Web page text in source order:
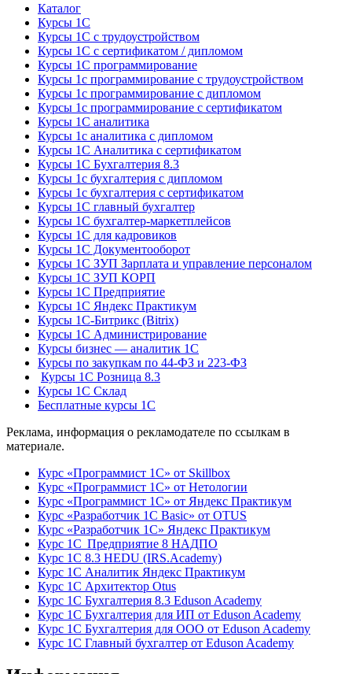
Каталог
Курсы 1С
Курсы 1С с трудоустройством
Курсы 1С с сертификатом / дипломом
Курсы 1С программирование
Курсы 1с программирование с трудоустройством
Курсы 1с программирование с дипломом
Курсы 1с программирование с сертификатом
Курсы 1С аналитика
Курсы 1с аналитика с дипломом
Курсы 1С Аналитика с сертификатом
Курсы 1С Бухгалтерия 8.3
Курсы 1с бухгалтерия с дипломом
Курсы 1с бухгалтерия с сертификатом
Курсы 1С главный бухгалтер
Курсы 1С бухгалтер-маркетплейсов
Курсы 1С для кадровиков
Курсы 1С Документооборот
Курсы 1С ЗУП Зарплата и управление персоналом
Курсы 1С ЗУП КОРП
Курсы 1С Предприятие
Курсы 1С Яндекс Практикум
Курсы 1С-Битрикс (Bitrix)
Курсы 1С Администрирование
Курсы бизнес — аналитик 1С
Курсы по закупкам по 44‑ФЗ и 223‑ФЗ
Курсы 1С Розница 8.3
Курсы 1С Склад
Бесплатные курсы 1С
Реклама, информация о рекламодателе по ссылкам в
материале.
Курс «Программист 1С» от Skillbox
Курс «Программист 1С» от Нетологии
Курс «Программист 1С» от Яндекс Практикум
Курс «Разработчик 1С Basic» от OTUS
Курс «Разработчик 1С» Яндекс Практикум
Курс 1С Предприятие 8 НАДПО
Курс 1С 8.3 HEDU (IRS.Academy)
Курс 1С Аналитик Яндекс Практикум
Курс 1С Архитектор Otus
Курс 1С Бухгалтерия 8.3 Eduson Academy
Курс 1С Бухгалтерия для ИП от Eduson Academy
Курс 1С Бухгалтерия для ООО от Eduson Academy
Курс 1С Главный бухгалтер от Eduson Academy